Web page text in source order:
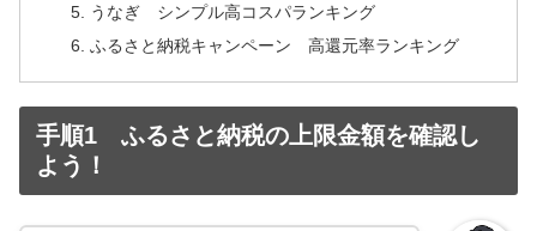
うなぎ シンプル高コスパランキング
ふるさと納税キャンペーン 高還元率ランキング
手順1 ふるさと納税の上限金額を確認し
よう！